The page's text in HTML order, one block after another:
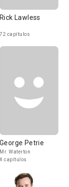
Rick Lawless
72 capítulos
George Petrie
Mr. Waterton
4 capítulos